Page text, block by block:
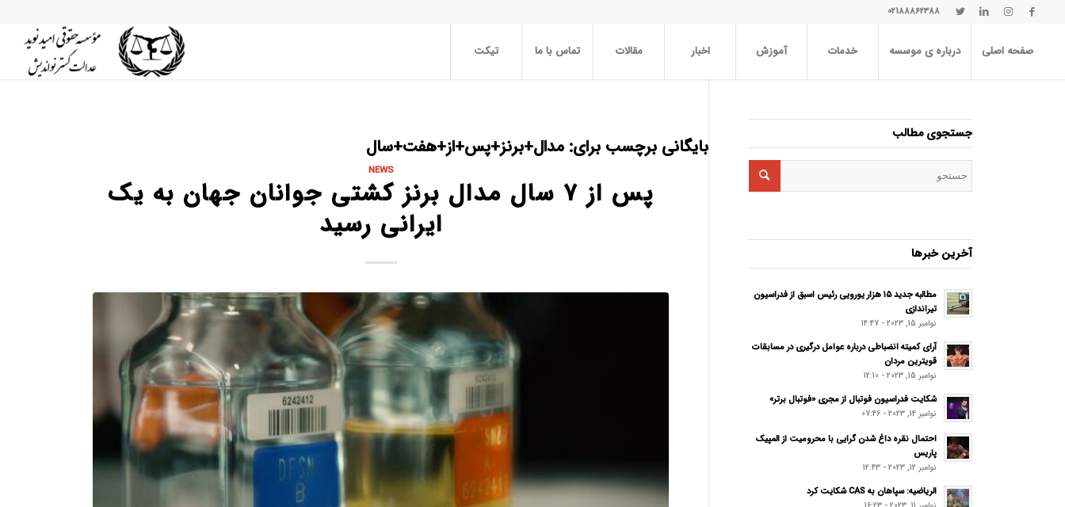
02188862388
صفحه اصلی درباره ی موسسه خدمات آموزش اخبار مقالات تماس با ما تیکت
بایگانی برچسب برای:مدال+برنز+پس+از+هفت+سال
NEWS
پس از ۷ سال مدال برنز کشتی جوانان جهان به یک
ایرانی رسید
جستجوی مطالب
آخرین خبرها
مطالبه جدید ۱۵ هزار یورویی رئیس اسبق از فدراسیون
تیراندازی
نوامبر 15, 2023 - 14:47
آرای کمیته انضباطی درباره عوامل درگیری در مسابقات
قویترین مردان
نوامبر 15, 2023 - 12:10
شکایت فدراسیون فوتبال از مجری «فوتبال برتر»
نوامبر 14, 2023 - 07:46
احتمال نقره داغ شدن گرایی با محرومیت از المپیک
پاریس
نوامبر 12, 2023 - 12:43
الریاضیه: سپاهان به CAS شکایت کرد